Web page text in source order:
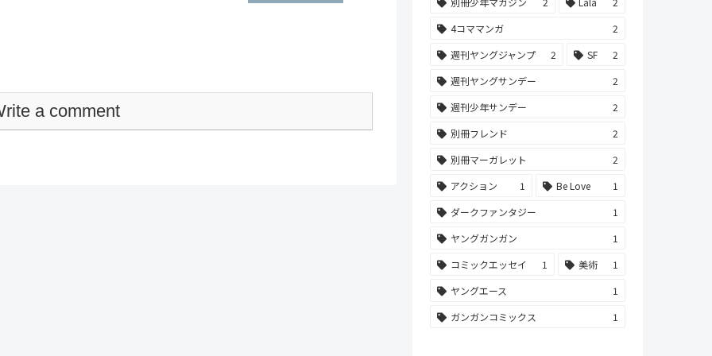
a comment
4コママンガ
2
週刊ヤングジャンプ
2 SF
2
週刊ヤングサンデー
2
週刊少年サンデー
2
別冊フレンド
2
別冊マーガレット
2
アクション
1 Be Love
1
ダークファンタジー
1
ヤングガンガン
1
コミックエッセイ
1 美術
1
ヤングエース
1
ガンガンコミックス
1